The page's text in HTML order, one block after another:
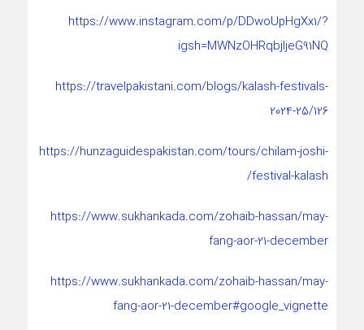
https://www.instagram.com/p/DDwoUpHgXx1/?
igsh=MWNzOHRqbjljeG91NQ
https://travelpakistani.com/blogs/kalash-festivals-
2024-25/126
https://hunzaguidespakistan.com/tours/chilam-joshi-
festival-kalash/
https://www.sukhankada.com/zohaib-hassan/may-
fang-aor-21-december
https://www.sukhankada.com/zohaib-hassan/may-
fang-aor-21-december#google_vignette